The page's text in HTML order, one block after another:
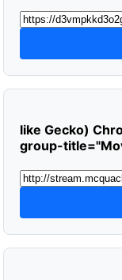
like Gecko)
group-